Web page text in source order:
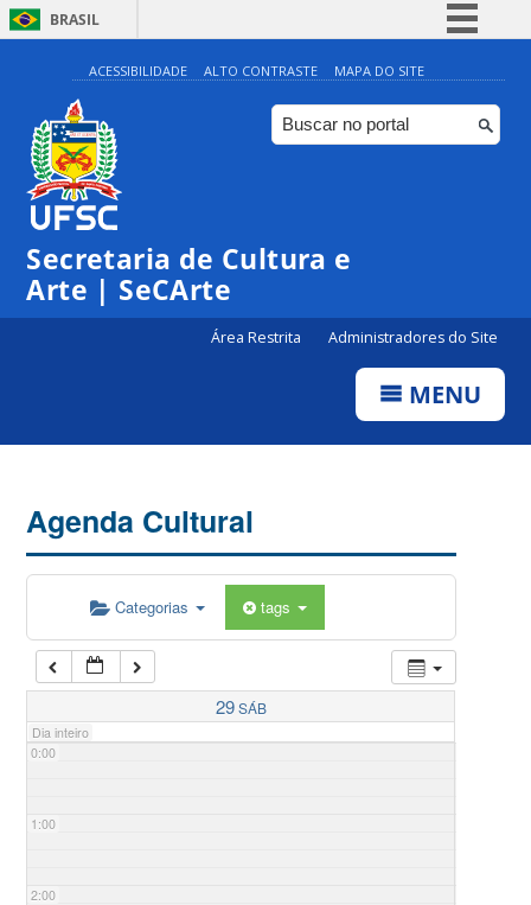
BRASIL
Simplifique!
Comunica BR
Participe
ACESSIBILIDADE ALTO CONTRASTE MAPA DO SITE
Secretaria de Cultura e
Arte | SeCArte
Área Restrita Administradores do Site
MENU
Agenda Cultural
Categorias tags
29SÁB
Dia inteiro
0:00
1:00
2:00